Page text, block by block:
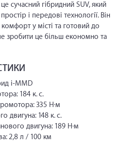
сучасний гібридний SUV, який
і передові технології. Він
у місті та готовий до
зробити це більш економно та
i-MMD
184 к. с.
335 Н·м
двигуна: 148 к. с.
двигуна: 189 Н·м
2,8 л / 100 км